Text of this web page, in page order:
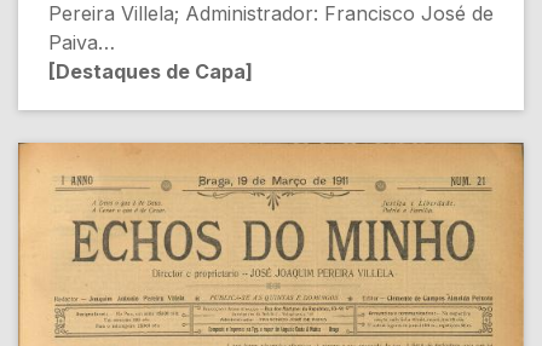
Pereira Villela; Administrador: Francisco José de
Paiva
[Destaques de Capa]
- A nova lei do recrutamento militar [Serviço
Militar]
- Eleições [Política Interna]
- Republica para uns e guerra para os outros
- O echo das prisões (Zarco) [Política]
- Ainda a Pastoral Collectiva: Bispo do Porto